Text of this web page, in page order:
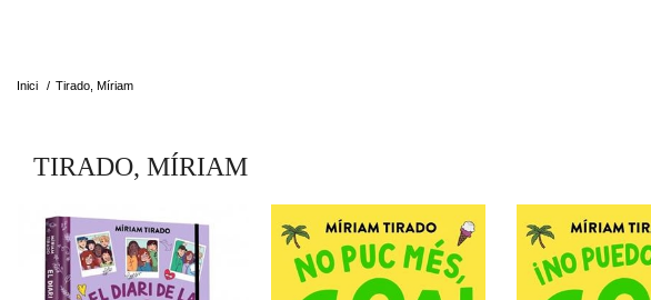
Inici / Tirado, Míriam
TIRADO, MÍRIAM